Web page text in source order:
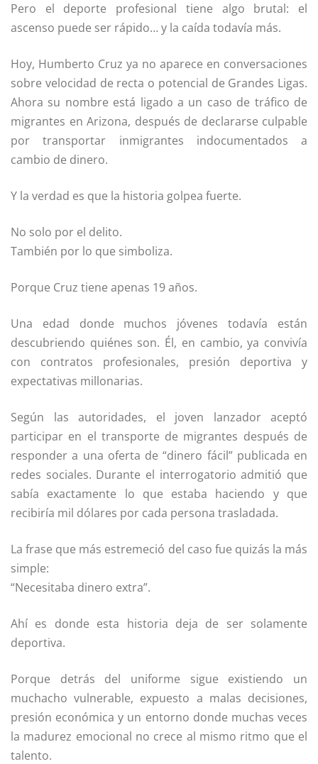
Pero el deporte profesional tiene algo brutal: el
ascenso puede ser rápido… y la caída todavía más.
Hoy, Humberto Cruz ya no aparece en conversaciones
sobre velocidad de recta o potencial de Grandes Ligas.
Ahora su nombre está ligado a un caso de tráfico de
migrantes en Arizona, después de declararse culpable
por transportar inmigrantes indocumentados a
cambio de dinero.
Y la verdad es que la historia golpea fuerte.
No solo por el delito.
También por lo que simboliza.
Porque Cruz tiene apenas 19 años.
Una edad donde muchos jóvenes todavía están
descubriendo quiénes son. Él, en cambio, ya convivía
con contratos profesionales, presión deportiva y
expectativas millonarias.
Según las autoridades, el joven lanzador aceptó
participar en el transporte de migrantes después de
responder a una oferta de “dinero fácil” publicada en
redes sociales. Durante el interrogatorio admitió que
sabía exactamente lo que estaba haciendo y que
recibiría mil dólares por cada persona trasladada.
La frase que más estremeció del caso fue quizás la más
simple:
“Necesitaba dinero extra”.
Ahí es donde esta historia deja de ser solamente
deportiva.
Porque detrás del uniforme sigue existiendo un
muchacho vulnerable, expuesto a malas decisiones,
presión económica y un entorno donde muchas veces
la madurez emocional no crece al mismo ritmo que el
talento.